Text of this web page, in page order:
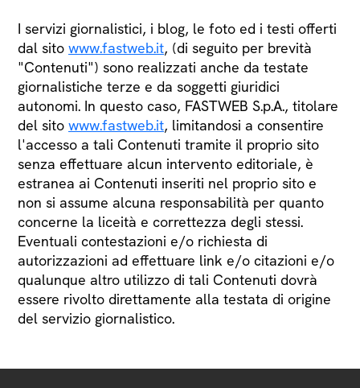
I servizi giornalistici, i blog, le foto ed i testi offerti
dal sito www.fastweb.it, (di seguito per brevità
"Contenuti") sono realizzati anche da testate
giornalistiche terze e da soggetti giuridici
autonomi. In questo caso, FASTWEB S.p.A., titolare
del sito www.fastweb.it, limitandosi a consentire
l'accesso a tali Contenuti tramite il proprio sito
senza effettuare alcun intervento editoriale, è
estranea ai Contenuti inseriti nel proprio sito e
non si assume alcuna responsabilità per quanto
concerne la liceità e correttezza degli stessi.
Eventuali contestazioni e/o richiesta di
autorizzazioni ad effettuare link e/o citazioni e/o
qualunque altro utilizzo di tali Contenuti dovrà
essere rivolto direttamente alla testata di origine
del servizio giornalistico.